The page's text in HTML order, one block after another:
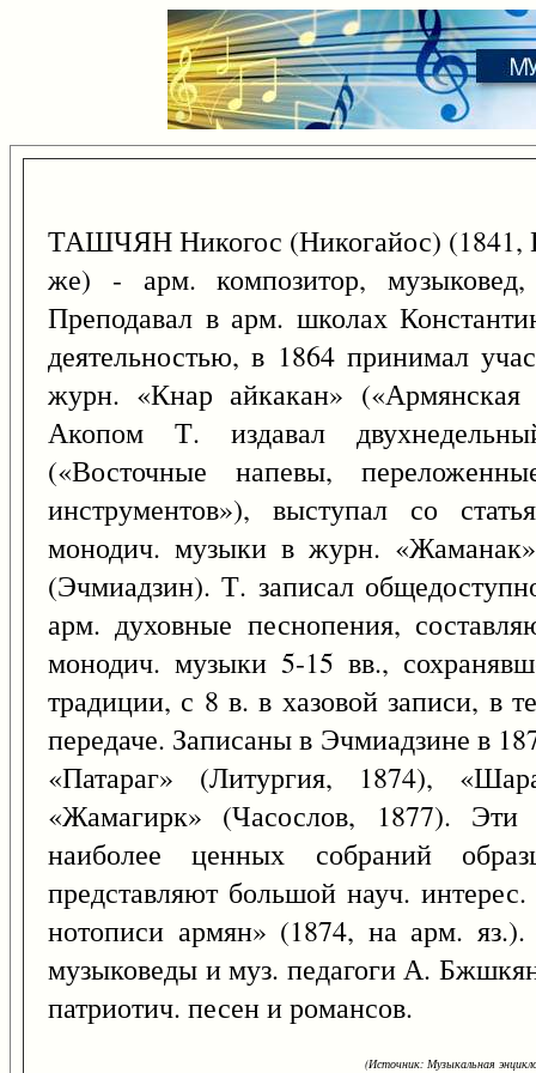
ТАШЧЯН Никогос (Никогайос) (1841,
же) - арм. композитор,
Преподавал в арм. школах
деятельностью, в 1864 принимал
журн. «Кнар айкакан»
Акопом Т. издавал
(«Восточные напевы,
инструментов»), выступал со
монодич. музыки в журн.
(Эчмиадзин). Т. записал
арм. духовные песнопения,
монодич. музыки 5-15 вв.,
традиции, с 8 в. в хазовой записи, в
передаче. Записаны в Эчмиадзине в
«Патараг» (Литургия, 1874),
«Жамагирк» (Часослов, 1877).
наиболее ценных собраний
представляют большой науч.
нотописи армян» (1874, на арм.
музыковеды и муз. педагоги А.
патриотич. песен и романсов.
(Источник: Музыкальная